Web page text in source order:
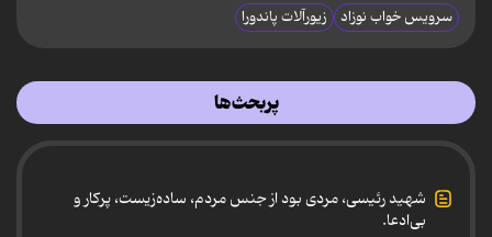
سرویس خواب نوزاد زیورآلات پاندورا
پربحث‌ها
شهید رئیسی، مردی بود از جنس مردم، ساده‌زیست، پرکار و
بی‌ادعا.